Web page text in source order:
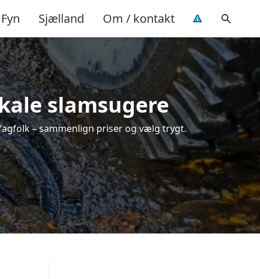
Fyn Sjælland Om / kontakt
slamsugere
– sammenlign priser og vælg trygt.